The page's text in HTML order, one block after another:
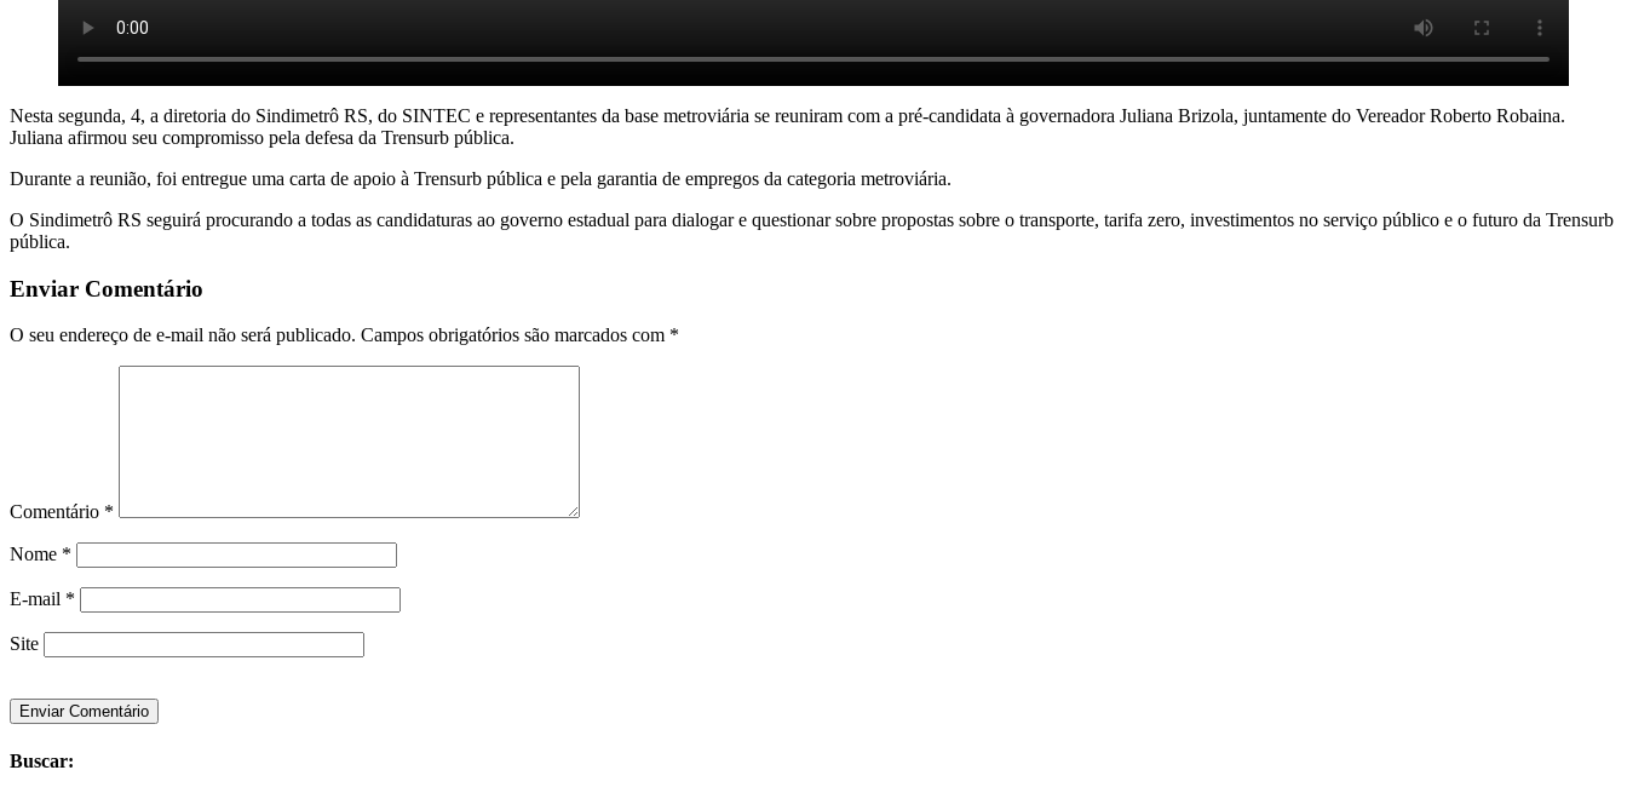
Nesta segunda, 4, a diretoria do Sindimetrô RS, do SINTEC e representantes da base metroviária se reuniram com a pré-candidata à governadora Juliana Brizola, juntamente do Vereador Roberto Robaina.
Juliana afirmou seu compromisso pela defesa da Trensurb pública.
Durante a reunião, foi entregue uma carta de apoio à Trensurb pública e pela garantia de empregos da categoria metroviária.
O Sindimetrô RS seguirá procurando a todas as candidaturas ao governo estadual para dialogar e questionar sobre propostas sobre o transporte, tarifa zero, investimentos no serviço público e o futuro da Trensurb
pública.
Enviar Comentário
O seu endereço de e-mail não será publicado. Campos obrigatórios são marcados com *
Comentário *
Nome *
E-mail *
Site
Buscar: